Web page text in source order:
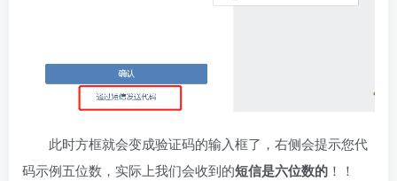
此时方框就会变成验证码的输入框了，右侧会提示您代
码示例五位数，实际上我们会收到的短信是六位数的 ！！